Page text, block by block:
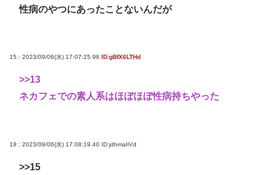
性病のやつにあったことないんだが
15 : 2023/09/06(水) 17:07:25.98 ID:gBfX6LTHd
>>13
ネカフェでの素人系はほぼほぼ性病持ちやった
18 : 2023/09/06(水) 17:08:19.40 ID:jdhmaIiVd
>>15